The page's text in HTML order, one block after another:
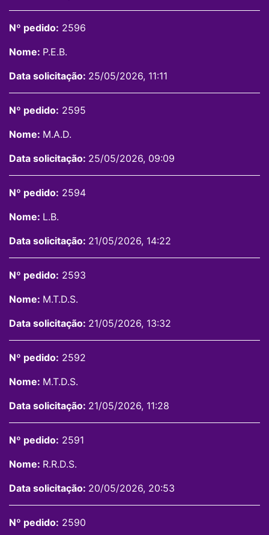
Nº pedido: 2596
Nome: P.E.B.
Data solicitação: 25/05/2026, 11:11
Nº pedido: 2595
Nome: M.A.D.
Data solicitação: 25/05/2026, 09:09
Nº pedido: 2594
Nome: L.B.
Data solicitação: 21/05/2026, 14:22
Nº pedido: 2593
Nome: M.T.D.S.
Data solicitação: 21/05/2026, 13:32
Nº pedido: 2592
Nome: M.T.D.S.
Data solicitação: 21/05/2026, 11:28
Nº pedido: 2591
Nome: R.R.D.S.
Data solicitação: 20/05/2026, 20:53
Nº pedido: 2590